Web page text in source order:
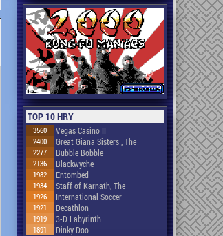
TOP 10 HRY
3560 Vegas Casino II
2400 Great Giana Sisters , The
2277 Bubble Bobble
2136 Blackwyche
1982 Entombed
1934 Staff of Karnath, The
1926 International Soccer
1921 Decathlon
1919 3-D Labyrinth
1891 Dinky Doo